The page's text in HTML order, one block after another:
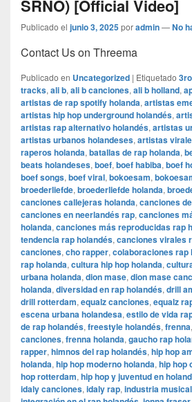
SRNO) [Official Video]
Publicado el junio 3, 2025poradmin—No
Contact Us on Threema
Publicado en Uncategorized | Etiquetado
tracks, ali b, ali b canciones, ali b holland,
artistas de rap spotify holanda, artistas
artistas hip hop underground holandés,
artistas rap alternativo holandés, artistas
artistas urbanos holandeses, artistas
raperos holanda, batallas de rap holanda,
beats holandeses, boef, boef habiba, boef
boef songs, boef viral, bokoesam,
broederliefde, broederliefde holanda,
canciones callejeras holanda, canciones
canciones en neerlandés rap, canciones
holanda, canciones más reproducidas rap
tendencia rap holandés, canciones virales
canciones, cho rapper, colaboraciones rap
rap holanda, cultura hip hop holanda,
urbana holanda, dion mase, dion mase
holanda, diversidad en rap holandés, drill
drill rotterdam, equalz canciones, equalz
escena urbana holandesa, estilo de vida
de rap holandés, freestyle holandés, frenna,
canciones, frenna holanda, gaucho rap
rapper, himnos del rap holandés, hip hop
holanda, hip hop moderno holanda, hip hop
hop rotterdam, hip hop y juventud en
idaly canciones, idaly rap, industria